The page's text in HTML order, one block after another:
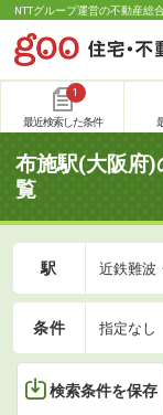
NTTグループ運営の不動産総
1
最近検索した条件
布施駅(大阪府)
覧
駅 近鉄難波
条件 指定なし
検索条件を保存